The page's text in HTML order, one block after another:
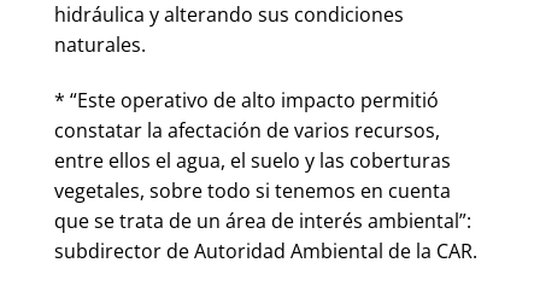
hidráulica y alterando sus condiciones
naturales.
* “Este operativo de alto impacto permitió
constatar la afectación de varios recursos,
entre ellos el agua, el suelo y las coberturas
vegetales, sobre todo si tenemos en cuenta
que se trata de un área de interés ambiental”:
subdirector de Autoridad Ambiental de la CAR.